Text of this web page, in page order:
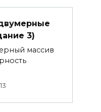
3)
массив